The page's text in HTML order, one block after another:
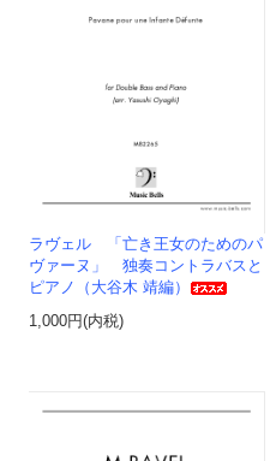
ラヴェル 「亡き王女のためのパ
ヴァーヌ」 独奏コントラバスと
ピアノ（大谷木 靖編）
1,000円(内税)